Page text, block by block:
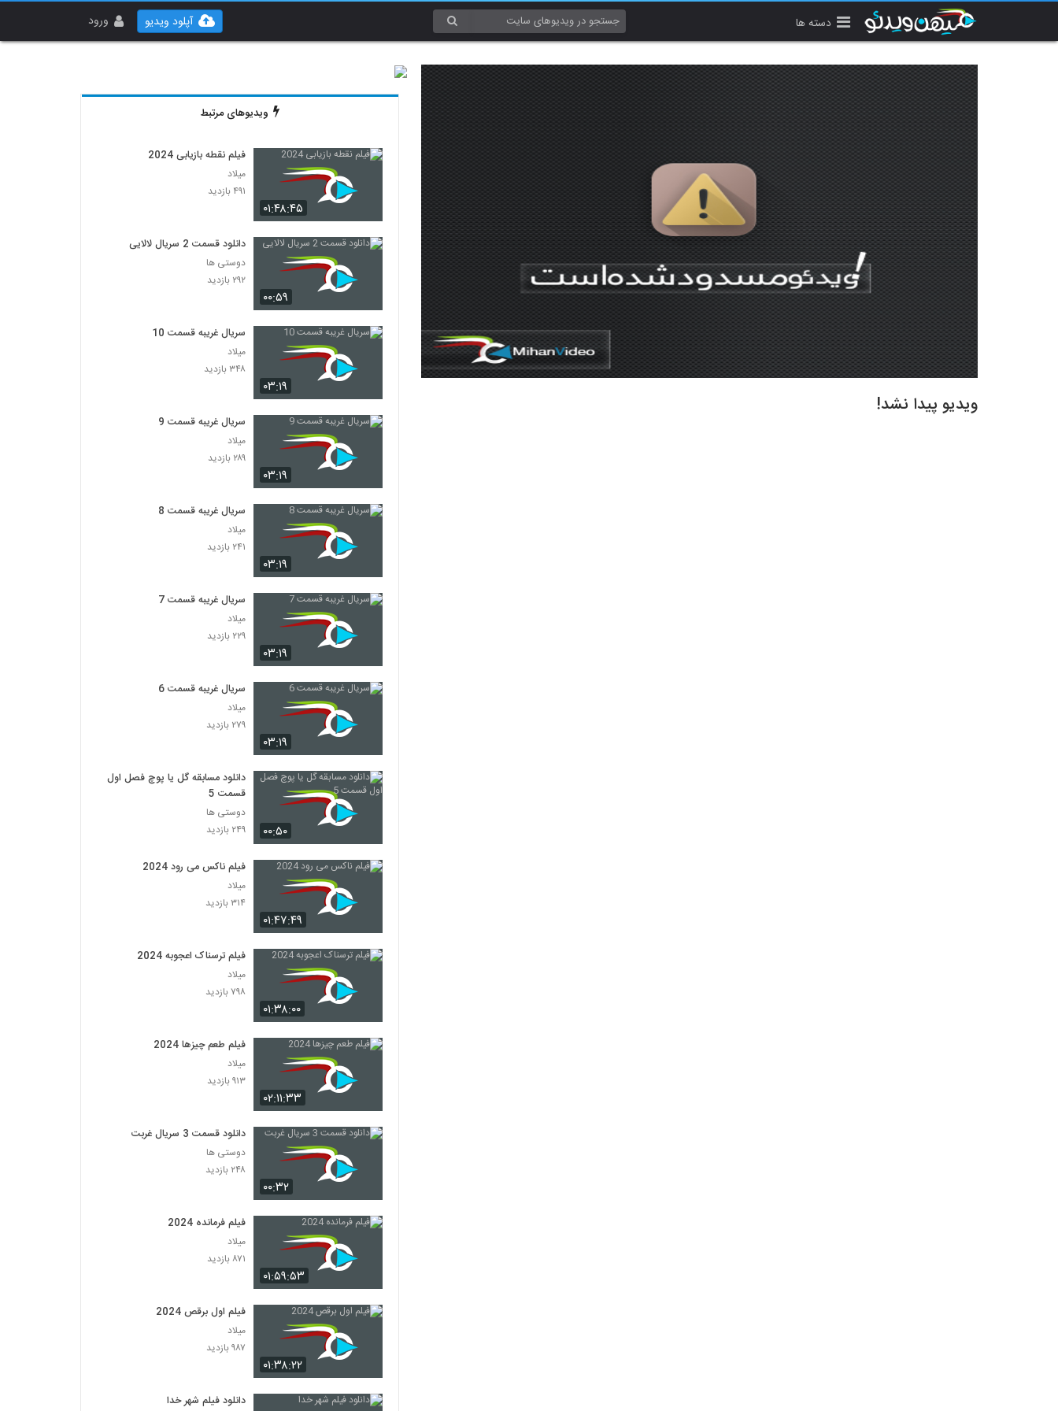
دسته ها ورود آپلود ویدیو
ویدیو پیدا نشد!
ویدیوهای مرتبط
۰۱:۴۸:۴۵
فیلم نقطه بازیابی 2024
میلاد
۴۹۱ بازدید
۰۰:۵۹
دانلود قسمت 2 سریال لالایی
دوستی ها
۲۹۲ بازدید
۰۳:۱۹
سریال غریبه قسمت 10
میلاد
۳۴۸ بازدید
۰۳:۱۹
سریال غریبه قسمت 9
میلاد
۲۸۹ بازدید
۰۳:۱۹
سریال غریبه قسمت 8
میلاد
۲۴۱ بازدید
۰۳:۱۹
سریال غریبه قسمت 7
میلاد
۲۲۹ بازدید
۰۳:۱۹
سریال غریبه قسمت 6
میلاد
۲۷۹ بازدید
۰۰:۵۰
دانلود مسابقه گل یا پوچ فصل اول
قسمت 5
دوستی ها
۲۴۹ بازدید
۰۱:۴۷:۴۹
فیلم ناکس می رود 2024
میلاد
۳۱۴ بازدید
۰۱:۳۸:۰۰
فیلم ترسناک اعجوبه 2024
میلاد
۷۹۸ بازدید
۰۲:۱۱:۳۳
فیلم طعم چیزها 2024
میلاد
۹۱۳ بازدید
۰۰:۳۲
دانلود قسمت 3 سریال غربت
دوستی ها
۲۴۸ بازدید
۰۱:۵۹:۵۳
فیلم فرمانده 2024
میلاد
۸۷۱ بازدید
۰۱:۳۸:۲۲
فیلم اول برقص 2024
میلاد
۹۸۷ بازدید
دانلود فیلم شهر خدا